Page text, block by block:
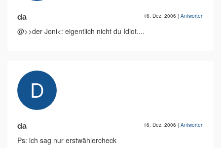
da 16. Dez. 2006 | Antworten
@>>der Joni<: eigentlich nicht du Idiot....
da 16. Dez. 2006 | Antworten
Ps: ich sag nur erstwählercheck